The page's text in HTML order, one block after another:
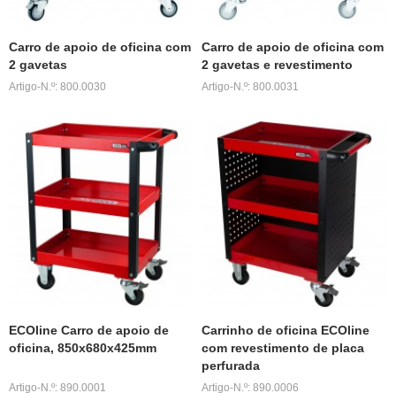
Carro de apoio de oficina com
2 gavetas
Artigo-N.º: 800.0030
Carro de apoio de oficina com
2 gavetas e revestimento
Artigo-N.º: 800.0031
ECOline Carro de apoio de
oficina, 850x680x425mm
Artigo-N.º: 890.0001
Carrinho de oficina ECOline
com revestimento de placa
perfurada
Artigo-N.º: 890.0006